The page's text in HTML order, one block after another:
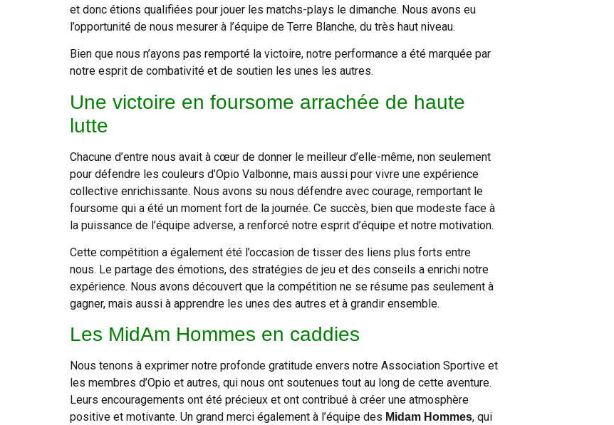
et donc étions qualifiées pour jouer les matchs-plays le dimanche. Nous avons eu
l’opportunité de nous mesurer à l’équipe de Terre Blanche, du très haut niveau.
Bien que nous n’ayons pas remporté la victoire, notre performance a été marquée par
notre esprit de combativité et de soutien les unes les autres.
Une victoire en foursome arrachée de haute
lutte
Chacune d’entre nous avait à cœur de donner le meilleur d’elle-même, non seulement
pour défendre les couleurs d’Opio Valbonne, mais aussi pour vivre une expérience
collective enrichissante. Nous avons su nous défendre avec courage, remportant le
foursome qui a été un moment fort de la journée. Ce succès, bien que modeste face à
la puissance de l’équipe adverse, a renforcé notre esprit d’équipe et notre motivation.
Cette compétition a également été l’occasion de tisser des liens plus forts entre
nous. Le partage des émotions, des stratégies de jeu et des conseils a enrichi notre
expérience. Nous avons découvert que la compétition ne se résume pas seulement à
gagner, mais aussi à apprendre les unes des autres et à grandir ensemble.
Les MidAm Hommes en caddies
Nous tenons à exprimer notre profonde gratitude envers notre Association Sportive et
les membres d’Opio et autres, qui nous ont soutenues tout au long de cette aventure.
Leurs encouragements ont été précieux et ont contribué à créer une atmosphère
positive et motivante. Un grand merci également à l’équipe des Midam Hommes, qui